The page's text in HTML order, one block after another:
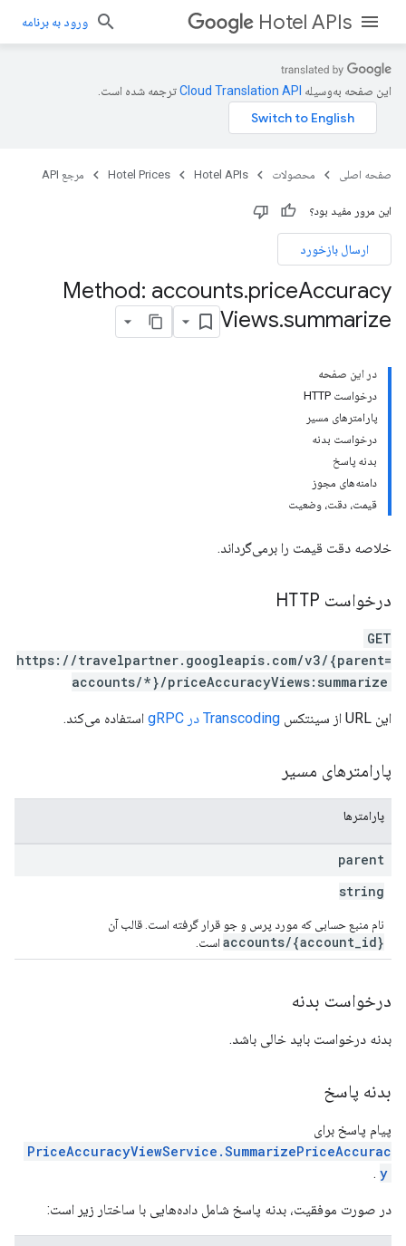
Hotel APIs ورود به برنامه
این صفحه به‌وسیله ترجمه شده است.
صفحه اصلی محصولات Hotel APIs
Hotel Prices مرجع API
این مرور مفید بود؟
ارسال بازخورد
Method: accounts.priceAccuracy
Views.summarize
در این صفحه
درخواست HTTP
پارامترهای مسیر
درخواست بدنه
بدنه پاسخ
دامنه‌های مجوز
قیمت، دقت، وضعیت
خلاصه دقت قیمت را برمی‌گرداند.
درخواست HTTP
GET
https://travelpartner.googleapis.com/v3/{parent=
accounts/*}/priceAccuracyViews:summarize
این URL از سینتکس Transcoding در gRPC استفاده می‌کند.
پارامترهای مسیر
پارامترها
parent
string
نام منبع حسابی که مورد پرس و جو قرار گرفته است. قالب آن
accounts/{account_id} است.
درخواست بدنه
بدنه درخواست باید خالی باشد.
بدنه پاسخ
پیام پاسخ برای
PriceAccuracyViewService.SummarizePriceAccurac
y
.
در صورت موفقیت، بدنه پاسخ شامل داده‌هایی با ساختار زیر است: